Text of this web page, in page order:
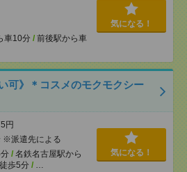
車10分 / 前後駅から車
気になる！
可》＊コスメのモクモクシー
円
※派遣先による
/ 名鉄名古屋駅から
歩5分 / …
気になる！